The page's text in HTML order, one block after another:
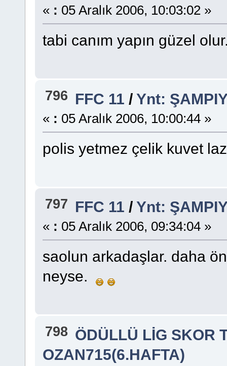
« : 05 Aralık 2006, 10:03:02 »
tabi canım yapın güzel
796 FFC 11 /Ynt:
« : 05 Aralık 2006, 10:00:44 »
polis yetmez çelik kuvet
797 FFC 11/Ynt:
« : 05 Aralık 2006, 09:34:04 »
saolun arkadaşlar. daha
neyse.
798 ÖDÜLLÜ LİG SKOR
OZAN715(6.HAFTA)